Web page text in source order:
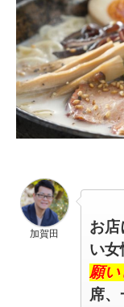
加賀田 お店
い女
願い
席、